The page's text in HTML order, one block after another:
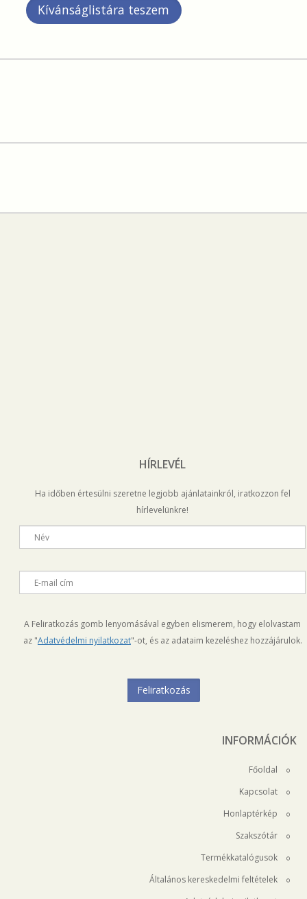
Kívánságlistára teszem
HÍRLEVÉL
Ha időben értesülni szeretne legjobb ajánlatainkról, iratkozzon fel
hírlevelünkre!
Név
E-mail cím
A Feliratkozás gomb lenyomásával egyben elismerem, hogy elolvastam
az "Adatvédelmi nyilatkozat"-ot, és az adataim kezeléshez hozzájárulok.
INFORMÁCIÓK
Főoldal
Kapcsolat
Honlaptérkép
Szakszótár
Termékkatalógusok
Általános kereskedelmi feltételek